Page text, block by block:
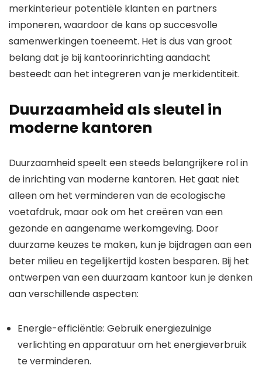
merkinterieur potentiële klanten en partners
imponeren, waardoor de kans op succesvolle
samenwerkingen toeneemt. Het is dus van groot
belang dat je bij kantoorinrichting aandacht
besteedt aan het integreren van je merkidentiteit.
Duurzaamheid als sleutel in
moderne kantoren
Duurzaamheid speelt een steeds belangrijkere rol in
de inrichting van moderne kantoren. Het gaat niet
alleen om het verminderen van de ecologische
voetafdruk, maar ook om het creëren van een
gezonde en aangename werkomgeving. Door
duurzame keuzes te maken, kun je bijdragen aan een
beter milieu en tegelijkertijd kosten besparen. Bij het
ontwerpen van een duurzaam kantoor kun je denken
aan verschillende aspecten:
Energie-efficiëntie: Gebruik energiezuinige
verlichting en apparatuur om het energieverbruik
te verminderen.